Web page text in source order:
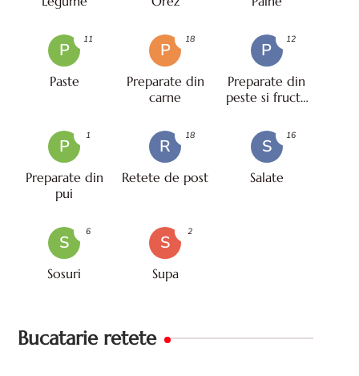
P
Paste
11
P
Preparate din
carne
18
P
Preparate din
peste si fructe
12
P
Preparate din
pui
1
R
Retete de post
18
S
Salate
16
S
Sosuri
6
S
Supa
2
Bucatarie retete